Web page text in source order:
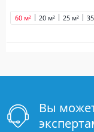
20 м² 25 м²
60 м²
Вы